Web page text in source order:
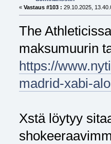
« Vastaus #103 : 29.10.2025,
The
maksumuurin
https://
madrid-xabi-
Xstä löytyy